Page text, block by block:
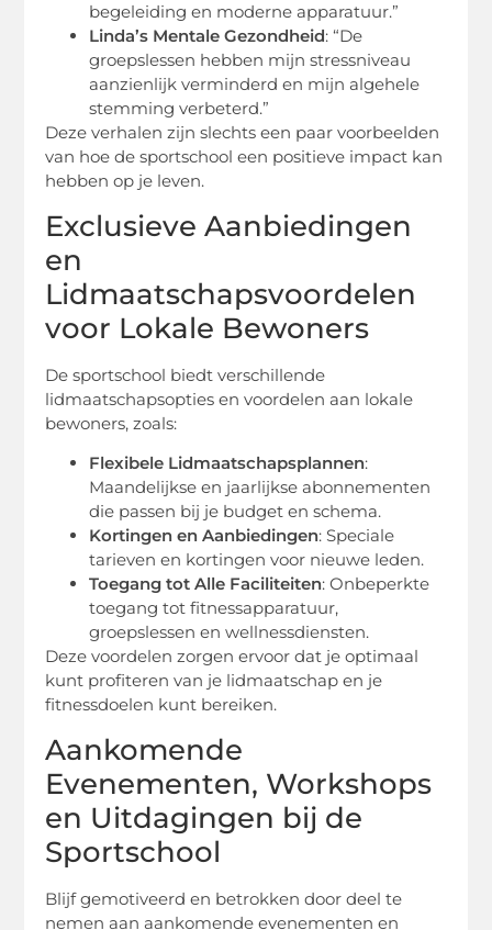
begeleiding en moderne apparatuur.”
Linda’s Mentale Gezondheid: “De
groepslessen hebben mijn stressniveau
aanzienlijk verminderd en mijn algehele
stemming verbeterd.”
Deze verhalen zijn slechts een paar voorbeelden
van hoe de sportschool een positieve impact kan
hebben op je leven.
Exclusieve Aanbiedingen
en
Lidmaatschapsvoordelen
voor Lokale Bewoners
De sportschool biedt verschillende
lidmaatschapsopties en voordelen aan lokale
bewoners, zoals:
Flexibele Lidmaatschapsplannen:
Maandelijkse en jaarlijkse abonnementen
die passen bij je budget en schema.
Kortingen en Aanbiedingen: Speciale
tarieven en kortingen voor nieuwe leden.
Toegang tot Alle Faciliteiten: Onbeperkte
toegang tot fitnessapparatuur,
groepslessen en wellnessdiensten.
Deze voordelen zorgen ervoor dat je optimaal
kunt profiteren van je lidmaatschap en je
fitnessdoelen kunt bereiken.
Aankomende
Evenementen, Workshops
en Uitdagingen bij de
Sportschool
Blijf gemotiveerd en betrokken door deel te
nemen aan aankomende evenementen en